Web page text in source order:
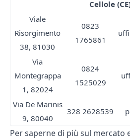
Cellole
Viale
Risorgimento
38, 81030
0823
1765861
Via
Montegrappa
1, 82024
0824
1525029
Via De Marinis
9, 80040
328 2628539
Per saperne di più sul mercato